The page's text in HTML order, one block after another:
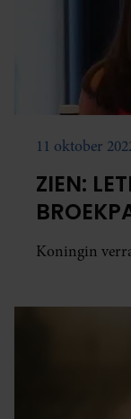
11 oktober
ZIEN:
Koningin